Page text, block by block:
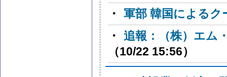
・ 軍部 韓国による
・ 追報：（株）エム
（10/22 15:56）